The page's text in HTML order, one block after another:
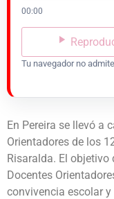
00:00
Tu navegador no
En Pereira se llevó a
Orientadores de los
Risaralda. El objetivo
Docentes
convivencia escolar